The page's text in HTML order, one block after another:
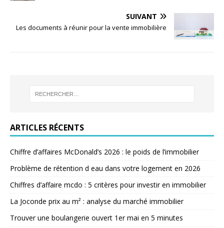
SUIVANT
Les documents à réunir pour la vente immobilière
ARTICLES RÉCENTS
Chiffre d’affaires McDonald’s 2026 : le poids de l’immobilier
Problème de rétention d eau dans votre logement en 2026
Chiffres d’affaire mcdo : 5 critères pour investir en immobilier
La Joconde prix au m² : analyse du marché immobilier
Trouver une boulangerie ouvert 1er mai en 5 minutes